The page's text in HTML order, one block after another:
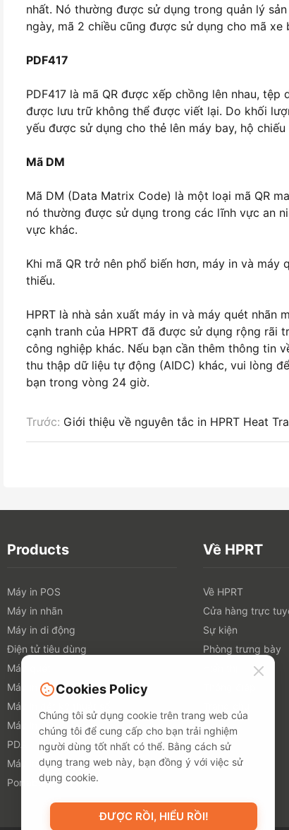
nhất. Nó thường được sử dụng trong quản lý
ngày, mã 2 chiều cũng được sử dụng cho mã
PDF417
PDF417 là mã QR được xếp chồng lên nhau,
được lưu trữ không thể được viết lại. Do khối
yếu được sử dụng cho thẻ lên máy bay, hộ
Mã DM
Mã DM (Data Matrix Code) là một loại mã QR
nó thường được sử dụng trong các lĩnh vực an
vực khác.
Khi mã QR trở nên phổ biến hơn, máy in và
thiếu.
HPRT là nhà sản xuất máy in và máy quét nhãn
cạnh tranh của HPRT đã được sử dụng rộng rãi
công nghiệp khác. Nếu bạn cần thêm thông tin
thu thập dữ liệu tự động (AIDC) khác, vui lòng
bạn trong vòng 24 giờ.
Trước: Giới thiệu về nguyên tắc in HPRT Heat
Products
Máy in POS
Máy in nhãn
Máy in di động
Điện tử tiêu dùng
Máy quét
Máy in TTO
Máy in dệt kỹ thuật số
Máy in 3D
PDA
Máy in ảnh
Portable A4 Printer
Về HPRT
Về HPRT
Cửa hàng trực
Sự kiện
Phòng trưng bày
Cookies Policy
Chúng tôi sử dụng cookie trên trang web của
chúng tôi để cung cấp cho bạn trải nghiệm
người dùng tốt nhất có thể. Bằng cách sử
dụng trang web này, bạn đồng ý với việc sử
dụng cookie.
ĐƯỢC RỒI, HIỂU RỒI!